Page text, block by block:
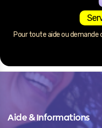
Pour toute aide ou demande
Aide & Informations